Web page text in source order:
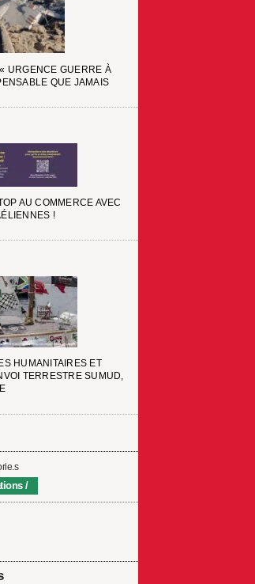
URGENCE GUERRE À
QUE JAMAIS
AU COMMERCE AVEC
!
HUMANITAIRES ET
TERRESTRE SUMUD,